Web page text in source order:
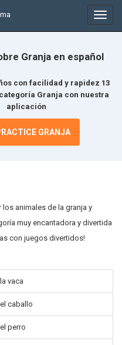
In
/
Granja en español
con facilidad y rapidez 13
Granja con nuestra
aplicación
GRANJA
animales de la granja y
muy encantadora y divertida
con juegos divertidos!
la vaca
el caballo
el perro